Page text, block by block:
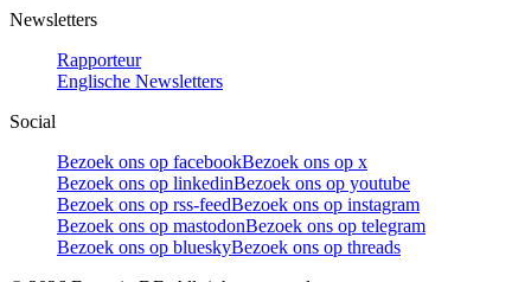
Newsletters
Rapporteur
Englische Newsletters
Social
Bezoek ons op facebookBezoek ons op x
Bezoek ons op linkedinBezoek ons op youtube
Bezoek ons op rss-feedBezoek ons op instagram
Bezoek ons op mastodonBezoek ons op telegram
Bezoek ons op blueskyBezoek ons op threads